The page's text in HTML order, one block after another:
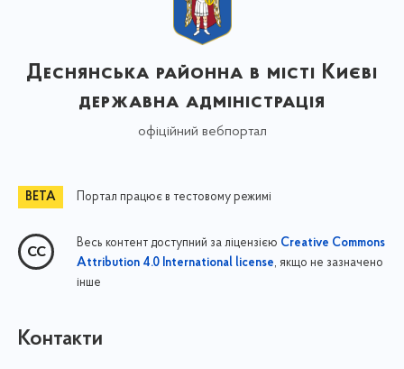
Деснянська районна в місті Києві
державна адміністрація
офіційний вебпортал
Портал працює в тестовому режимі
Весь контент доступний за ліцензією Creative Commons
Attribution 4.0 International license, якщо не зазначено
інше
Контакти